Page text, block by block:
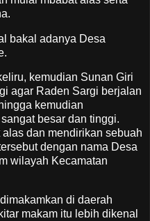
bakal adanya Desa
kemudian Sunan Giri
agar Raden Sargi berjalan
kemudian
besar dan tinggi.
dan mendirikan sebuah
dengan nama Desa
wilayah Kecamatan
di daerah
makam itu lebih dikenal